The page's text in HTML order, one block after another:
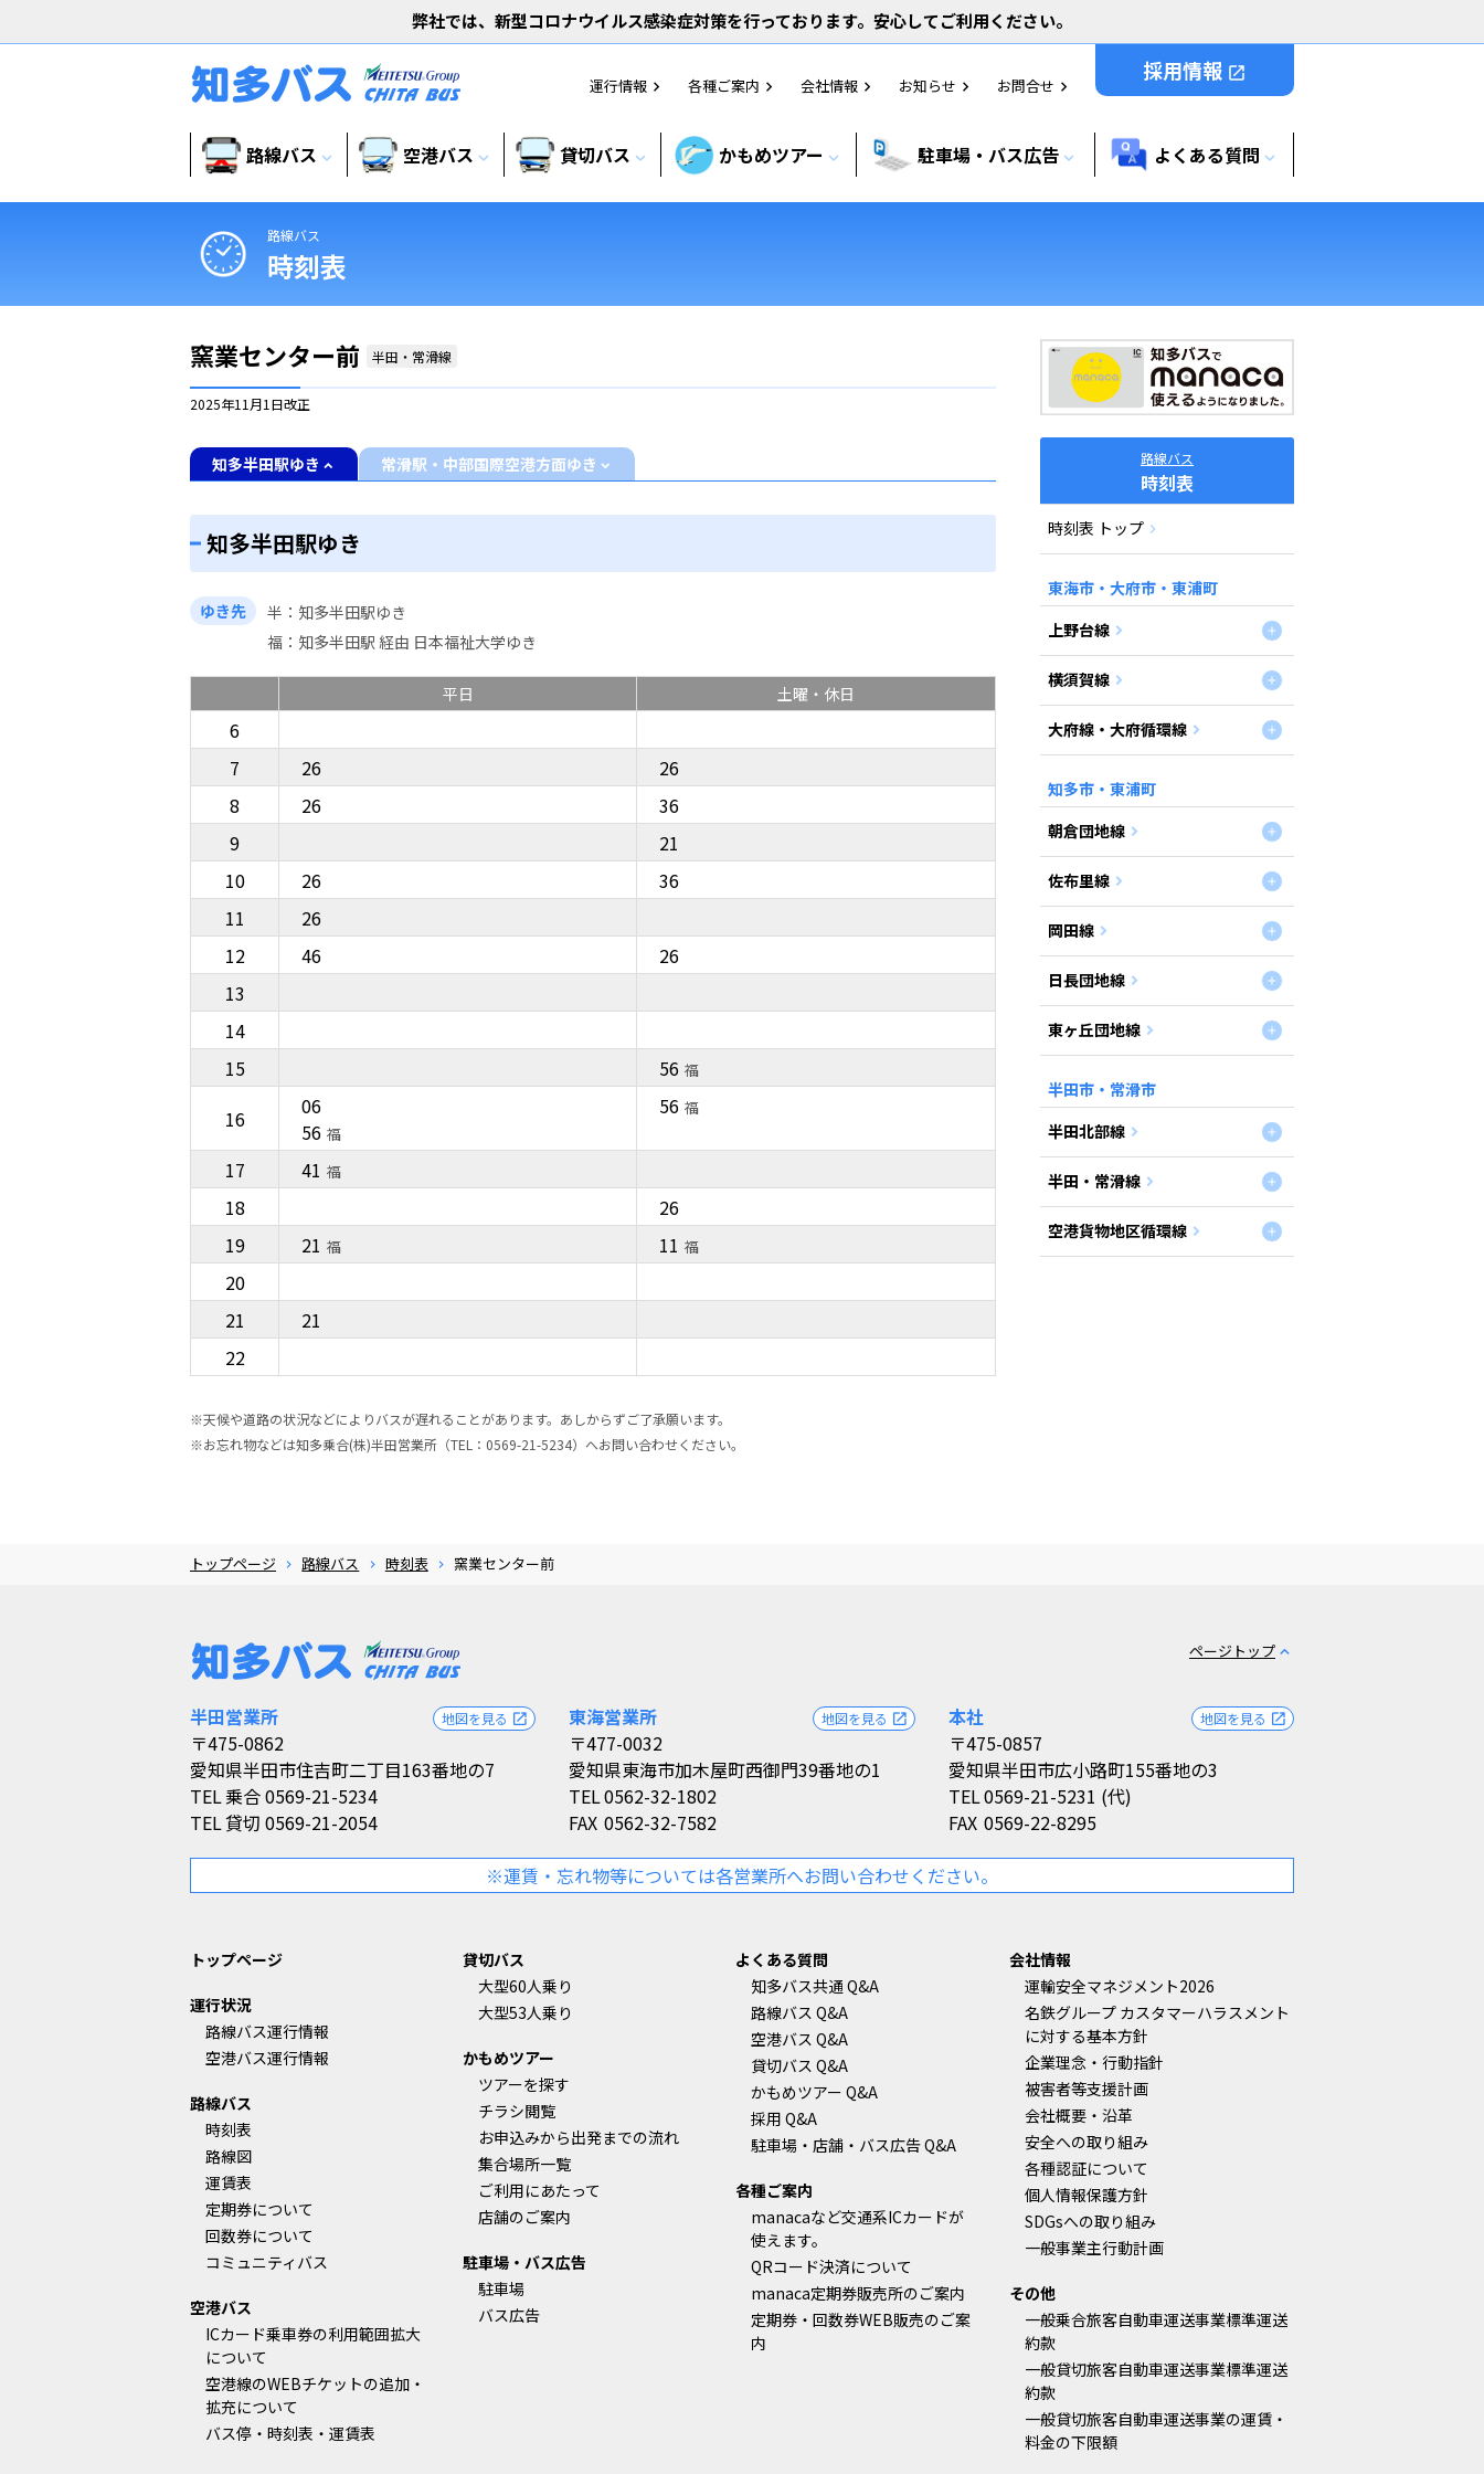
弊社では、新型コロナウイルス感染症対策を行っております。安心してご利用ください。
運行情報 chevron_right 各種ご案内 chevron_right 会社情報 chevron_right お知らせ chevron_right お問合せ chevron_right
採用情報 open_in_new
路線バス expand_more 空港バス expand_more 貸切バス expand_more かもめツアー expand_more 駐車場・バス広告expand_more よくある質問 expand_more
路線バス
時刻表
窯業センター前 半田・常滑線
2025年11月1日改正
知多半田駅ゆき 常滑駅・中部国際空港方面ゆき
知多半田駅ゆき
ゆき先 半
知多半田駅ゆき
福
知多半田駅 経由 日本福祉大学ゆき
平日
6
7
8
9
10
11
12
13
14
15
16
17
18
19
20
21
22
26
26
26
26
46
06
56 福
41 福
21 福
21
土曜・休日
26
36
21
36
26
56 福
56 福
26
11 福
※天候や道路の状況などによりバスが遅れることがあります。あしからずご了承願います。
※お忘れ物などは知多乗合(株)半田営業所（TEL：0569-21-5234）へお問い合わせください。
路線バス
時刻表
時刻表 トップ
東海市・大府市・東浦町
上野台線
横須賀線
大府線・大府循環線
知多市・東浦町
朝倉団地線
佐布里線
岡田線
日長団地線
東ヶ丘団地線
半田市・常滑市
半田北部線
半田・常滑線
空港貨物地区循環線
トップページ 路線バス 時刻表 窯業センター前
ページトップ expand_less
半田営業所
〒475-0862
愛知県半田市住吉町二丁目163番地の7
地図を見る open_in_new
TEL乗合 0569-21-5234
TEL貸切 0569-21-2054
東海営業所
〒477-0032
愛知県東海市加木屋町西御門39番地の1
地図を見る open_in_new
TEL0562-32-1802
FAX 0562-32-7582
本社
〒475-0857
愛知県半田市広小路町155番地の3
地図を見る open_in_new
TEL0569-21-5231 (代)
FAX 0569-22-8295
※運賃・忘れ物等については各営業所へお問い合わせください。
トップページ
運行状況
路線バス運行情報
空港バス運行情報
路線バス
時刻表
路線図
運賃表
定期券について
回数券について
コミュニティバス
空港バス
ICカード乗車券の利用範囲拡大
について
空港線のWEBチケットの追加・
拡充について
バス停・時刻表・運賃表
貸切バス
大型60人乗り
大型53人乗り
かもめツアー
ツアーを探す
チラシ閲覧
お申込みから出発までの流れ
集合場所一覧
ご利用にあたって
店舗のご案内
駐車場・バス広告
駐車場
バス広告
よくある質問
知多バス共通 Q&A
路線バス Q&A
空港バス Q&A
貸切バス Q&A
かもめツアー Q&A
採用 Q&A
駐車場・店舗・バス広告 Q&A
各種ご案内
manacaなど交通系ICカードが
使えます。
QRコード決済について
manaca定期券販売所のご案内
定期券・回数券WEB販売のご案
内
会社情報
運輸安全マネジメント2026
名鉄グループ カスタマーハラスメント
に対する基本方針
企業理念・行動指針
被害者等支援計画
会社概要・沿革
安全への取り組み
各種認証について
個人情報保護方針
SDGsへの取り組み
一般事業主行動計画
その他
一般乗合旅客自動車運送事業標準運送
約款
一般貸切旅客自動車運送事業標準運送
約款
一般貸切旅客自動車運送事業の運賃・
料金の下限額